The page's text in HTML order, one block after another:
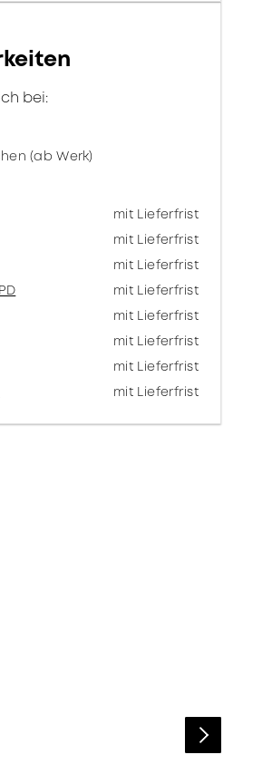
bei:
(ab Werk)
mit Lieferfrist
mit Lieferfrist
mit Lieferfrist
mit Lieferfrist
mit Lieferfrist
mit Lieferfrist
mit Lieferfrist
mit Lieferfrist